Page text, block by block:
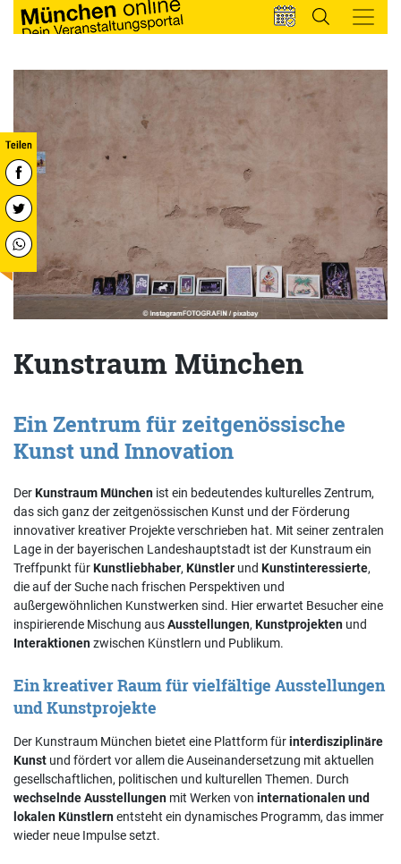
Kunstraum München
Ein Zentrum für zeitgenössische
Kunst und Innovation
DerKunstraum München ist ein bedeutendes kulturelles Zentrum,
das sich ganz der zeitgenössischen Kunst und der Förderung
innovativer kreativer Projekte verschrieben hat. Mit seiner zentralen
Lage in der bayerischen Landeshauptstadt ist der Kunstraum ein
Treffpunkt fürKunstliebhaber, Künstler und Kunstinteressierte,
die auf der Suche nach frischen Perspektiven und
außergewöhnlichen Kunstwerken sind. Hier erwartet Besucher eine
inspirierende Mischung ausAusstellungen, Kunstprojekten und
Interaktionenzwischen Künstlern und Publikum.
Ein kreativer Raum für vielfältige Ausstellungen
und Kunstprojekte
Der Kunstraum München bietet eine Plattform fürinterdisziplinäre
Kunst und fördert vor allem die Auseinandersetzung mit aktuellen
gesellschaftlichen, politischen und kulturellen Themen. Durch
wechselnde Ausstellungen mit Werken von internationalen und
lokalen Künstlernentsteht ein dynamisches Programm, das immer
wieder neue Impulse setzt.